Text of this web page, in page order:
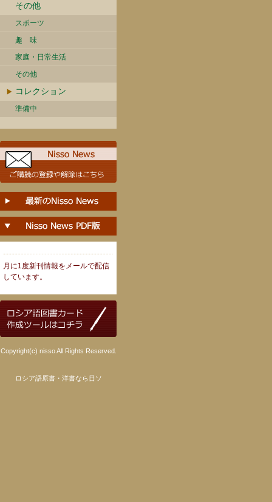
その他
スポーツ
趣 味
家庭・日常生活
その他
コレクション
準備中
月に1度新刊情報をメールで配信
しています。
Copyright(c) nisso All Rights Reserved.
ロシア語原書・洋書なら日ソ